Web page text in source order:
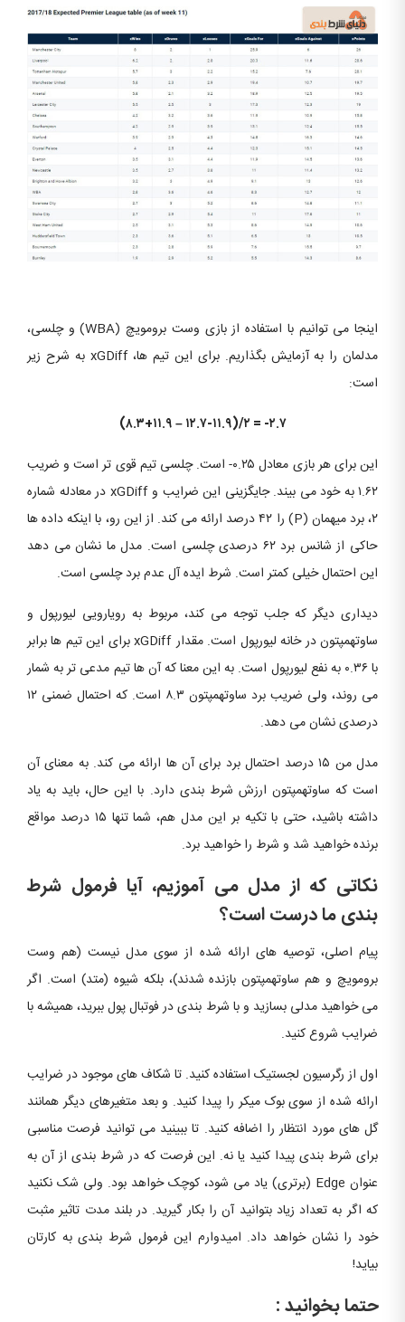
اینجا می توانیم با استفاده از بازی وست برومویچ (WBA) و چلسی،
مدلمان را به آزمایش بگذاریم. برای این تیم ها، xGDiff به شرح زیر
است:
(۸.۳+۱۱.۹ – ۱۲.۷-۱۱.۹)/۲ = -۲.۷
این برای هر بازی معادل ۰.۲۵- است. چلسی تیم قوی تر است و ضریب
۱.۶۲ به خود می بیند. جایگزینی این ضرایب و xGDiff در معادله شماره
۲، برد میهمان (P) را ۴۲ درصد ارائه می کند. از این رو، با اینکه داده ها
حاکی از شانس برد ۶۲ درصدی چلسی است. مدل ما نشان می دهد
این احتمال خیلی کمتر است. شرط ایده آل عدم برد چلسی است.
دیداری دیگر که جلب توجه می کند، مربوط به رویارویی لیورپول و
ساوتهمپتون در خانه لیورپول است. مقدار xGDiff برای این تیم ها برابر
با ۰.۳۶ به نفع لیورپول است. به این معنا که آن ها تیم مدعی تر به شمار
می روند، ولی ضریب برد ساوتهمپتون ۸.۳ است. که احتمال ضمنی ۱۲
درصدی نشان می دهد.
مدل من ۱۵ درصد احتمال برد برای آن ها ارائه می کند. به معنای آن
است که ساوتهمپتون ارزش شرط بندی دارد. با این حال، باید به یاد
داشته باشید، حتی با تکیه بر این مدل هم، شما تنها ۱۵ درصد مواقع
برنده خواهید شد و شرط را خواهید برد.
نکاتی که از مدل می آموزیم، آیا فرمول شرط
بندی ما درست است؟
پیام اصلی، توصیه های ارائه شده از سوی مدل نیست (هم وست
برومویچ و هم ساوتهمپتون بازنده شدند)، بلکه شیوه (متد) است. اگر
می خواهید مدلی بسازید و با شرط بندی در فوتبال پول ببرید، همیشه با
ضرایب شروع کنید.
اول از رگرسیون لجستیک استفاده کنید. تا شکاف های موجود در ضرایب
ارائه شده از سوی بوک میکر را پیدا کنید. و بعد متغیرهای دیگر همانند
گل های مورد انتظار را اضافه کنید. تا ببینید می توانید فرصت مناسبی
برای شرط بندی پیدا کنید یا نه. این فرصت که در شرط بندی از آن به
عنوان Edge (برتری) یاد می شود، کوچک خواهد بود. ولی شک نکنید
که اگر به تعداد زیاد بتوانید آن را بکار گیرید. در بلند مدت تاثیر مثبت
خود را نشان خواهد داد. امیدوارم این فرمول شرط بندی به کارتان
بیاید!
حتما بخوانید :